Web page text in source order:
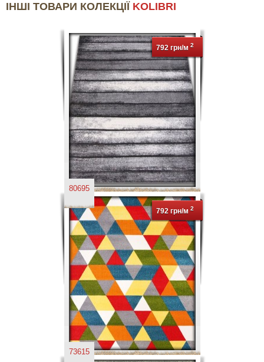
ІНШІ ТОВАРИ КОЛЕКЦІЇ KOLIBRI
792 грн/м 2
80695
792 грн/м 2
73615